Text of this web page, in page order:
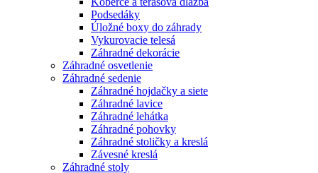
Podsedáky
Úložné boxy do záhrady
Vykurovacie telesá
Záhradné dekorácie
Záhradné osvetlenie
Záhradné sedenie
Záhradné hojdačky a siete
Záhradné lavice
Záhradné lehátka
Záhradné pohovky
Záhradné stoličky a kreslá
Závesné kreslá
Záhradné stoly